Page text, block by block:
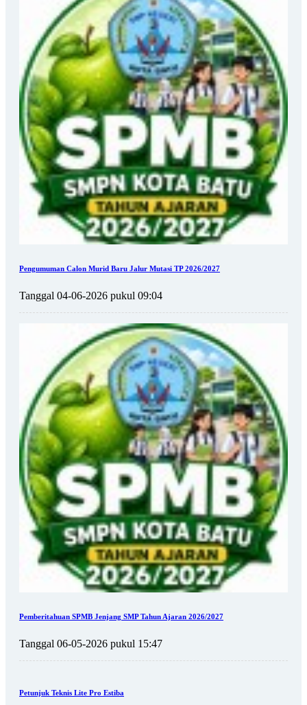
Pengumuman Calon Murid Baru Jalur Mutasi TP 2026/2027
Tanggal 04-06-2026 pukul 09:04
Pemberitahuan SPMB Jenjang SMP Tahun Ajaran 2026/2027
Tanggal 06-05-2026 pukul 15:47
Petunjuk Teknis Lite Pro Estiba